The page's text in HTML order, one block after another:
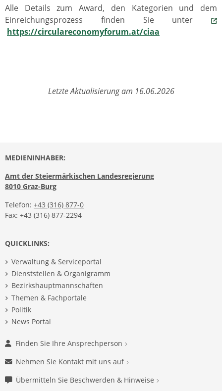
Alle Details zum Award, den Kategorien und dem
Einreichungsprozess finden Sie unter
https://circulareconomyforum.at/ciaa
Letzte Aktualisierung am 16.06.2026
MEDIENINHABER:
Amt der Steiermärkischen Landesregierung
8010 Graz-Burg
Telefon: +43 (316) 877-0
Fax: +43 (316) 877-2294
QUICKLINKS:
Verwaltung & Serviceportal
Dienststellen & Organigramm
Bezirkshauptmannschaften
Themen & Fachportale
Politik
News Portal
Finden Sie Ihre Ansprechperson
Nehmen Sie Kontakt mit uns auf
Übermitteln Sie Beschwerden & Hinweise